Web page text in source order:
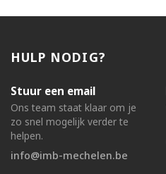
HULP NODIG?
Stuur een email
Ons team staat klaar om je
zo snel mogelijk verder te
helpen.
info@imb-mechelen.be